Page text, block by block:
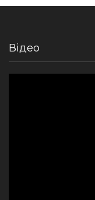
Відео